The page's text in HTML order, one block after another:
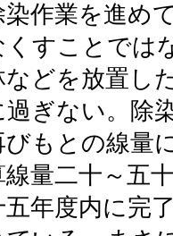
染作業を進め
くすことでは
などを放置し
過ぎない。除
びもとの線量
線量二十～五
五年度内に完